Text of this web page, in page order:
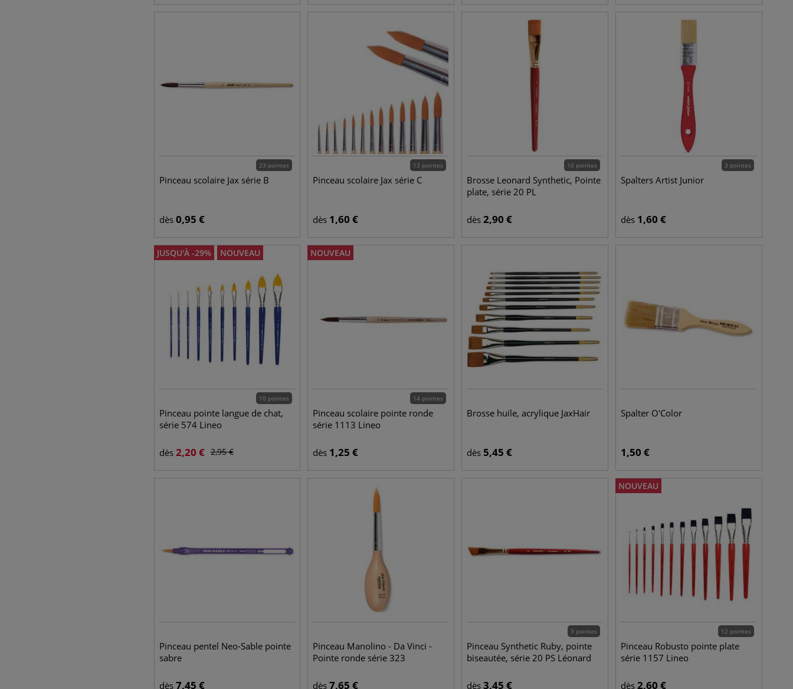
23 pointes
Pinceau scolaire Jax série B
dès 0,95 €
13 pointes
Pinceau scolaire Jax série C
dès 1,60 €
10 pointes
Brosse Leonard Synthetic, Pointe
plate, série 20 PL
dès 2,90 €
3 pointes
Spalters Artist Junior
dès 1,60 €
JUSQU'À-29% NOUVEAU
10 pointes
Pinceau pointe langue de chat,
série 574 Lineo
dès 2,20 € 2,95€
NOUVEAU
14 pointes
Pinceau scolaire pointe ronde
série 1113 Lineo
dès 1,25 €
Brosse huile, acrylique JaxHair
dès 5,45 €
Spalter O'Color
1,50 €
Pinceau pentel Neo-Sable pointe
sabre
dès 7,45 €
Pinceau Manolino - Da Vinci -
Pointe ronde série 323
dès 7,65 €
3 pointes
Pinceau Synthetic Ruby, pointe
biseautée, série 20 PS Léonard
dès 3,45 €
NOUVEAU
12 pointes
Pinceau Robusto pointe plate
série 1157 Lineo
dès 2,60 €